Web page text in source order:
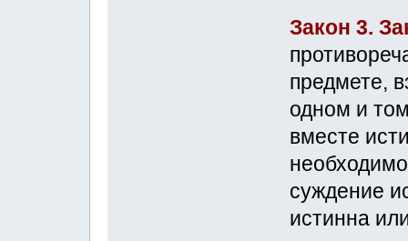
Закон 3.
предмете,
одном и
вместе
суждение
истинна